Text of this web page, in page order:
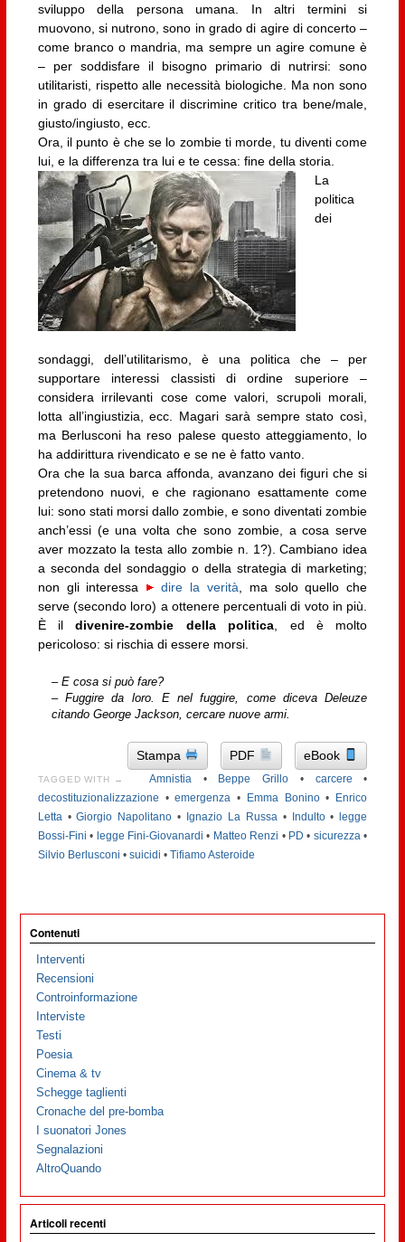
sviluppo della persona umana. In altri termini si
muovono, si nutrono, sono in grado di agire di concerto –
come branco o mandria, ma sempre un agire comune è
– per soddisfare il bisogno primario di nutrirsi: sono
utilitaristi, rispetto alle necessità biologiche. Ma non sono
in grado di esercitare il discrimine critico tra bene/male,
giusto/ingiusto, ecc.
Ora, il punto è che se lo zombie ti morde, tu diventi come
lui, e la differenza tra lui e te cessa: fine della storia.
La
politica
dei
sondaggi, dell’utilitarismo, è una politica che – per
supportare interessi classisti di ordine superiore –
considera irrilevanti cose come valori, scrupoli morali,
lotta all’ingiustizia, ecc. Magari sarà sempre stato così,
ma Berlusconi ha reso palese questo atteggiamento, lo
ha addirittura rivendicato e se ne è fatto vanto.
Ora che la sua barca affonda, avanzano dei figuri che si
pretendono nuovi, e che ragionano esattamente come
lui: sono stati morsi dallo zombie, e sono diventati zombie
anch’essi (e una volta che sono zombie, a cosa serve
aver mozzato la testa allo zombie n. 1?). Cambiano idea
a seconda del sondaggio o della strategia di marketing;
non gli interessa
dire la verità , ma solo quello che
serve (secondo loro) a ottenere percentuali di voto in più.
È ildivenire-zombie della politica , ed è molto
pericoloso: si rischia di essere morsi.
– E cosa si può fare?
– Fuggire da loro. E nel fuggire, come diceva Deleuze
citando George Jackson, cercare nuove armi.
Stampa PDF eBook
TAGGED WITH → Amnistia• Beppe Grillo • carcere •
decostituzionalizzazione •emergenza • Emma Bonino•
Enrico
Letta•Giorgio Napolitano • Ignazio La Russa• Indulto•
legge
Bossi-Fini • legge Fini-Giovanardi • Matteo Renzi • PD • sicurezza•
Silvio Berlusconi • suicidi • Tifiamo Asteroide
Contenuti
Interventi
Recensioni
Controinformazione
Interviste
Testi
Poesia
Cinema & tv
Schegge taglienti
Cronache del pre-bomba
I suonatori Jones
Segnalazioni
AltroQuando
Articoli recenti